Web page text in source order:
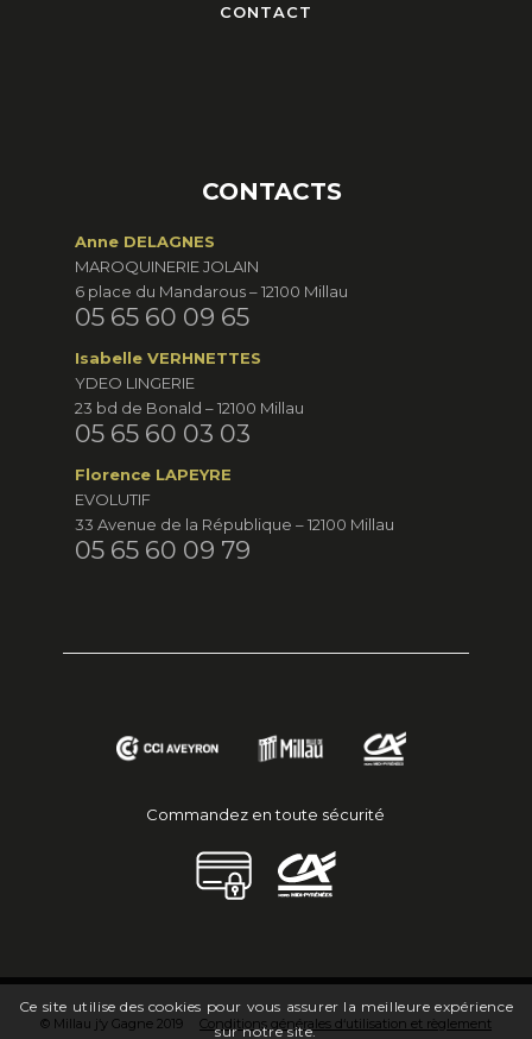
CONTACT
CONTACTS
Anne DELAGNES
MAROQUINERIE JOLAIN
6 place du Mandarous – 12100 Millau
05 65 60 09 65
Isabelle VERHNETTES
YDEO LINGERIE
23 bd de Bonald – 12100 Millau
05 65 60 03 03
Florence LAPEYRE
EVOLUTIF
33 Avenue de la République – 12100 Millau
05 65 60 09 79
Commandez en toute sécurité
© Millau j‘y Gagne 2019
Conditions générales d‘utilisation et règlement
Ce site utilise des cookies pour vous assurer la meilleure expérience
sur notre site.